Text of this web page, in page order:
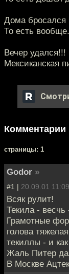
Дома
То есть вообще.
Вечер удался!!!
Мексиканская
Комментарии
cтраницы: 1
Godor »
#1 | 20.09.01 11:09
Всяк рулит!
Текила - весчь
Грамотные
голова
текиллы - и как
Жаль Питер
В Москве